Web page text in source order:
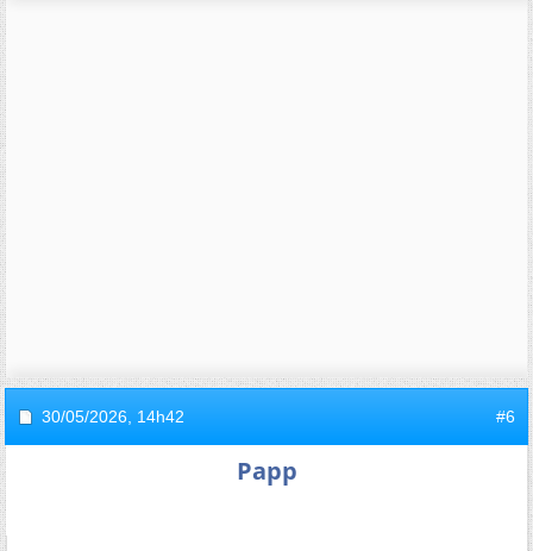
30/05/2026, 14h42 #6
Papp